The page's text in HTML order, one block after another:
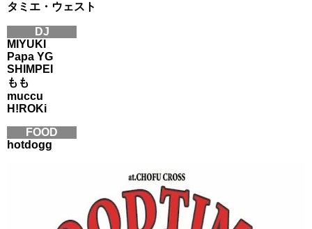
タミエ・ウェスト
DJ
MIYUKI
Papa YG
SHIMPEI
もも
muccu
H!ROKi
FOOD
hotdogg